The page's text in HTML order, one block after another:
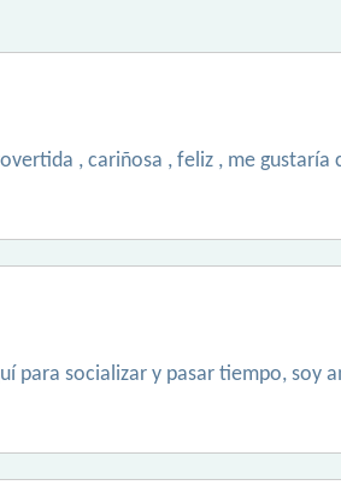
, cariñosa , feliz , me
para socializar y pasar tiempo, soy